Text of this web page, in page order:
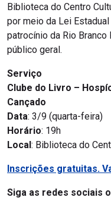
Biblioteca do Centro
por meio da Lei
patrocínio da Rio
público geral.
Serviço
Clube do Livro –
Cançado
Data: 3/9 (quarta-feira)
Horário: 19h
Local : Biblioteca do
Inscrições gratuitas.
Siga as redes sociais